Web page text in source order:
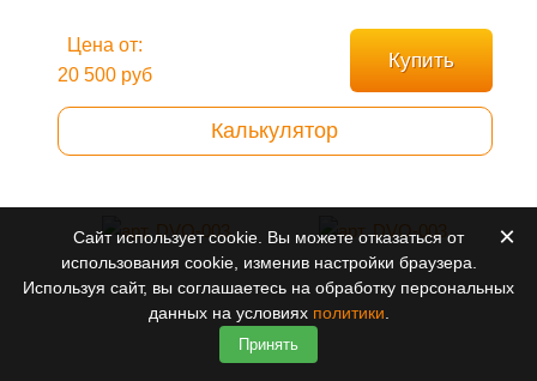
Цена от:
20 500 руб
Купить
Калькулятор
Сайт использует cookie. Вы можете отказаться от
использования cookie, изменив настройки браузера.
Используя сайт, вы соглашаетесь на обработку персональных
данных на условиях политики
Принять
×